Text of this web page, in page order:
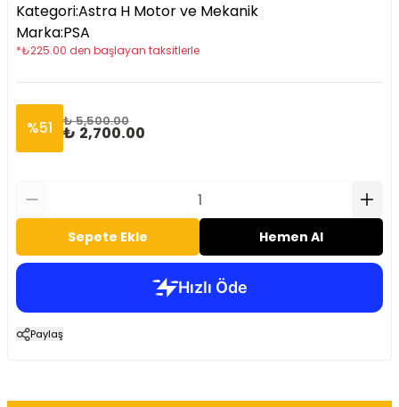
Kategori:Astra H Motor ve Mekanik
Marka:PSA
*₺225.00 den başlayan taksitlerle
%51 ₺ 5,500.00
₺ 2,700.00
Sepete Ekle Hemen Al
Paylaş